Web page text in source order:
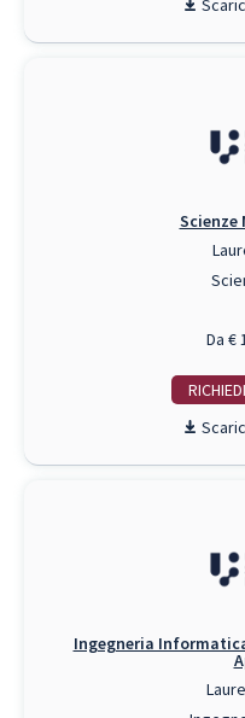
Scienze
Da €
Ingegneria